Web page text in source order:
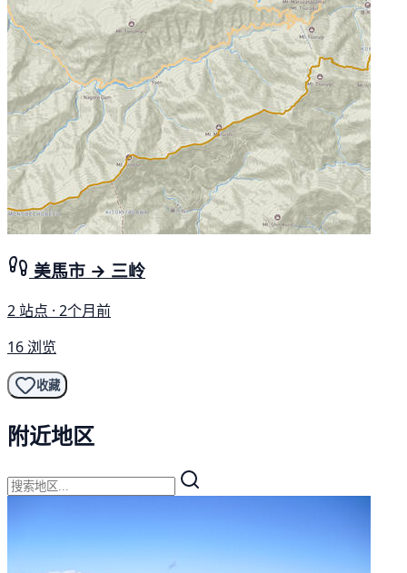
美馬市 → 三岭
2 站点 · 2个月前
16 浏览
收藏
附近地区